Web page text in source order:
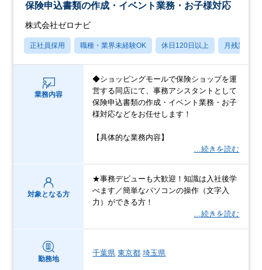
保険申込書類の作成・イベント業務・お子様対応
株式会社ゼロナビ
正社員採用 職種・業界未経験OK 休日120日以上 月残業20
業務内容
◆ショッピングモールで保険ショップを運
営する同店にて、事務アシスタントとして
保険申込書類の作成・イベント業務・お子
様対応などをお任せします！
【具体的な業務内容】
…続きを読む
対象となる方
★事務デビューも大歓迎！知識は入社後学
べます／簡単なパソコンの操作（文字入
力）ができる方！
…続きを読む
勤務地
千葉県 東京都 埼玉県